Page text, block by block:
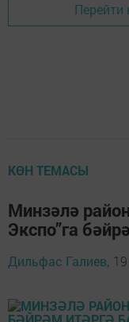
Перейти
КӨН ТЕМАСЫ
Минзәлә
Экспо”га
Дильфас Галиев,